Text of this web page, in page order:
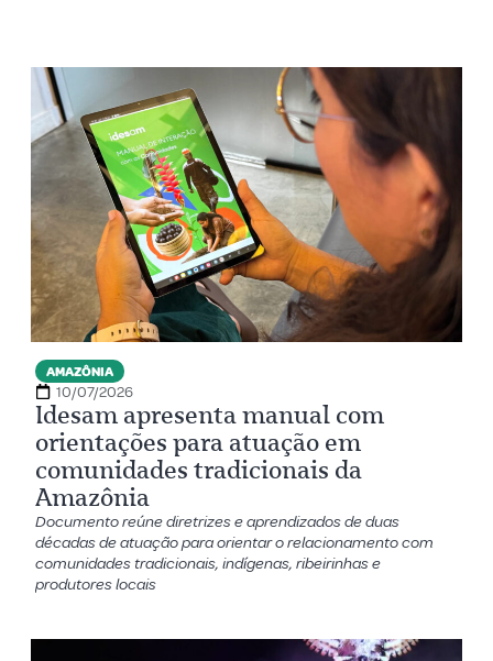
AMAZÔNIA
10/07/2026
Idesam apresenta manual com
orientações para atuação em
comunidades tradicionais da
Amazônia
Documento reúne diretrizes e aprendizados de duas
décadas de atuação para orientar o relacionamento com
comunidades tradicionais, indígenas, ribeirinhas e
produtores locais